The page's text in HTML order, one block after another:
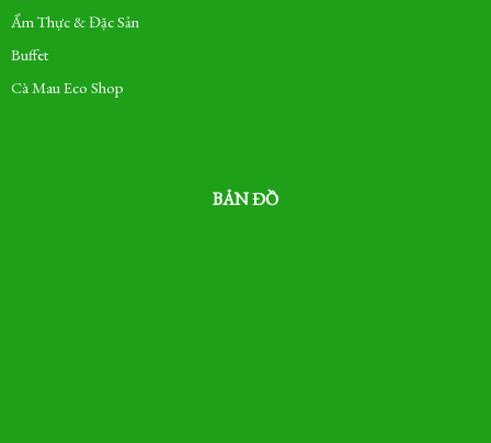
Ẩm Thực & Đặc Sản
Buffet
Cà Mau Eco Shop
BẢN ĐỒ